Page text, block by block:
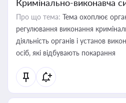
Кримінально-виконавча
Про що тема: Тема охоплює
регулювання виконання
діяльність органів і установ
осіб, які відбувають покарання